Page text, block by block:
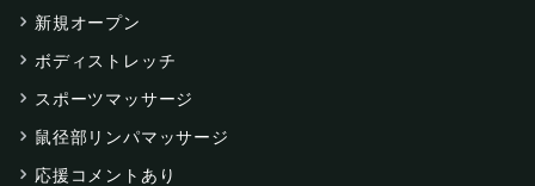
新規オープン
ボディストレッチ
スポーツマッサージ
鼠径部リンパマッサージ
応援コメントあり